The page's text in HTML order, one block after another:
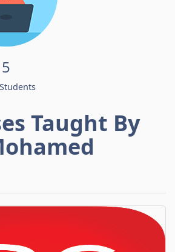
5
Taught By